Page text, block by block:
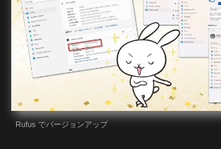
Rufus でバージョンアップ